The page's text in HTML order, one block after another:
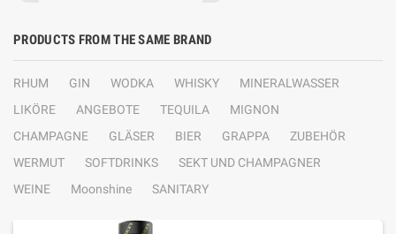
PRODUCTS FROM THE SAME BRAND
RHUM GIN WODKA WHISKY
MINERALWASSER
LIKÖRE
ANGEBOTE TEQUILA
MIGNON
CHAMPAGNE
GLÄSER BIER GRAPPA
ZUBEHÖR
WERMUT
SOFTDRINKS
SEKT UND CHAMPAGNER
WEINE
Moonshine SANITARY